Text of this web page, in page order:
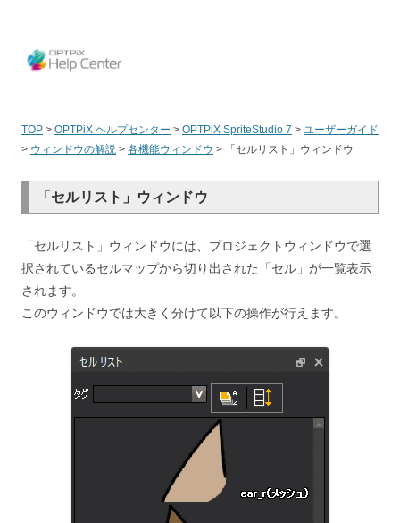
TOP > OPTPiX ヘルプセンター > OPTPiX SpriteStudio 7 > ユーザーガイド
> ウィンドウの解説 > 各機能ウィンドウ > 「セルリスト」ウィンドウ
「セルリスト」ウィンドウ
「セルリスト」ウィンドウには、プロジェクトウィンドウで選
択されているセルマップから切り出された「セル」が一覧表示
されます。
このウィンドウでは大きく分けて以下の操作が行えます。